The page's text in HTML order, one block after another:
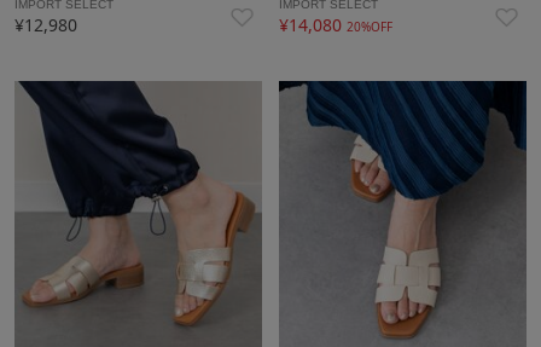
IMPORT SELECT
¥12,980
IMPORT SELECT
¥14,08020%OFF